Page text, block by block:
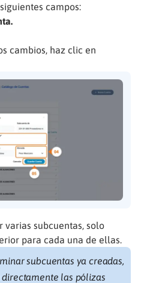
campos:
cambios, haz clic en
varias subcuentas, solo
para cada una de ellas.
subcuentas ya creadas,
las pólizas